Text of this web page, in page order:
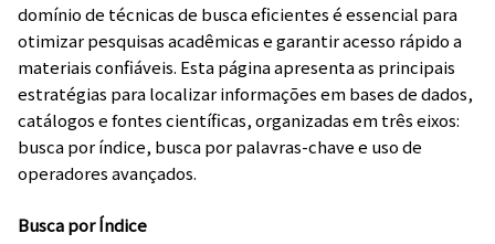
domínio de técnicas de busca eficientes é essencial para
otimizar pesquisas acadêmicas e garantir acesso rápido a
materiais confiáveis. Esta página apresenta as principais
estratégias para localizar informações em bases de dados,
catálogos e fontes científicas, organizadas em três eixos:
busca por índice, busca por palavras-chave e uso de
operadores avançados.
Busca por Índice